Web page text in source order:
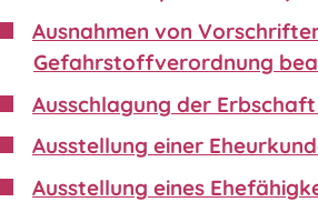
Ausnahmen von
Gefahrstoffverordnung
Ausschlagung der
Ausstellung einer
Ausstellung eines